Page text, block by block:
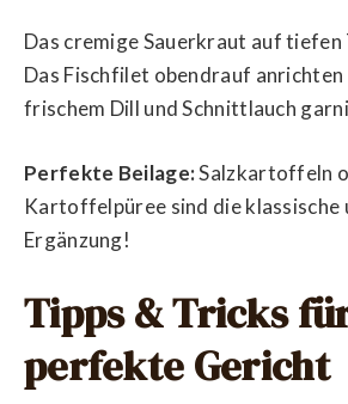
Das cremige Sauerkraut auf
Das Fischfilet obendrauf
frischem Dill und Schnittlauch
Perfekte Beilage:Salzkartoffeln
Kartoffelpüree sind die klassische
Ergänzung!
Tipps & Tricks
perfekte Gericht